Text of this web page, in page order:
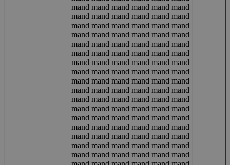
mand mand mand mand mand mand
mand mand mand mand mand mand
mand mand mand mand mand mand
mand mand mand mand mand mand
mand mand mand mand mand mand
mand mand mand mand mand mand
mand mand mand mand mand mand
mand mand mand mand mand mand
mand mand mand mand mand mand
mand mand mand mand mand mand
mand mand mand mand mand mand
mand mand mand mand mand mand
mand mand mand mand mand mand
mand mand mand mand mand mand
mand mand mand mand mand mand
mand mand mand mand mand mand
mand mand mand mand mand mand